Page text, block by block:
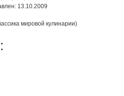
13.10.2009
мировой кулинарии)